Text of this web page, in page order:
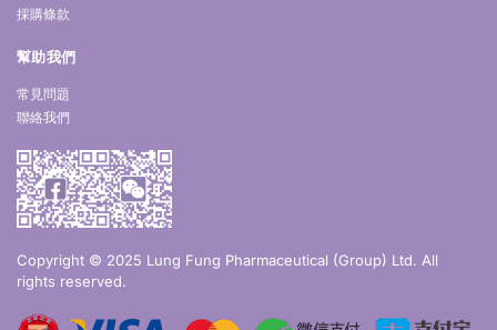
採購條款
幫助我們
常見問題
聯絡我們
Copyright © 2025 Lung Fung Pharmaceutical (Group) Ltd. All
rights reserved.